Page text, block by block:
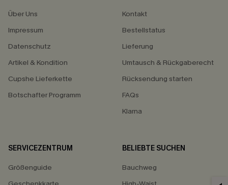
Über Uns
Impressum
Datenschutz
Artikel & Kondition
Cupshe Lieferkette
Botschafter Programm
Kontakt
Bestellstatus
Lieferung
Umtausch & Rückgaberecht
Rücksendung starten
FAQs
Klarna
SERVICEZENTRUM
Größenguide
BELIEBTE SUCHEN
Bauchweg